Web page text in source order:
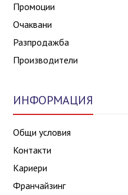
Промоции
Очаквани
Разпродажба
Производители
ИНФОРМАЦИЯ
Общи условия
Контакти
Кариери
Франчайзинг